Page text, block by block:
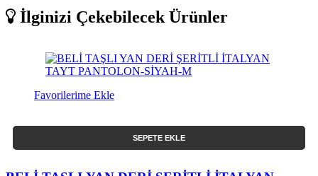
İlginizi Çekebilecek Ürünler
Favorilerime Ekle
SEPETE EKLE